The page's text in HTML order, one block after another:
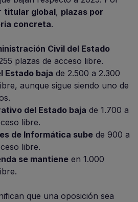
titular global, plazas por
concreta.
Civil del Estado
plazas de acceso libre.
Estado baja de 2.500 a 2.300
aunque sigue siendo uno de
del Estado baja de 1.700 a
libre.
de Informática sube de 900 a
libre.
se mantiene en 1.000
que una oposición sea